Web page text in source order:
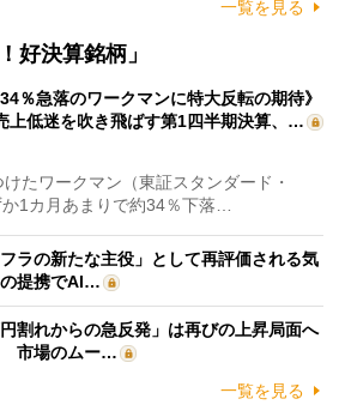
一覧を見る
好決算銘柄」
34％急落のワークマンに特大反転の期待》
上低迷を吹き飛ばす第1四半期決算、…
たワークマン（東証スタンダード・
1カ月あまりで約34％下落…
ラの新たな主役」として再評価される気
提携でAI…
割れからの急反発」は再びの上昇局面へ
市場のムー…
一覧を見る